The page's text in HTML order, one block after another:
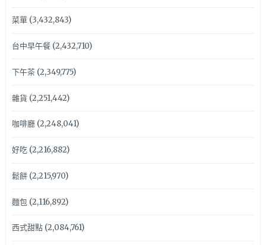
菜單(3,432,843)
台中早午餐(2,432,710)
下午茶(2,349,775)
雜貨 (2,251,442)
咖啡廳(2,248,041)
好吃(2,216,882)
鬆餅(2,215,970)
麵包(2,116,892)
西式甜點(2,084,761)